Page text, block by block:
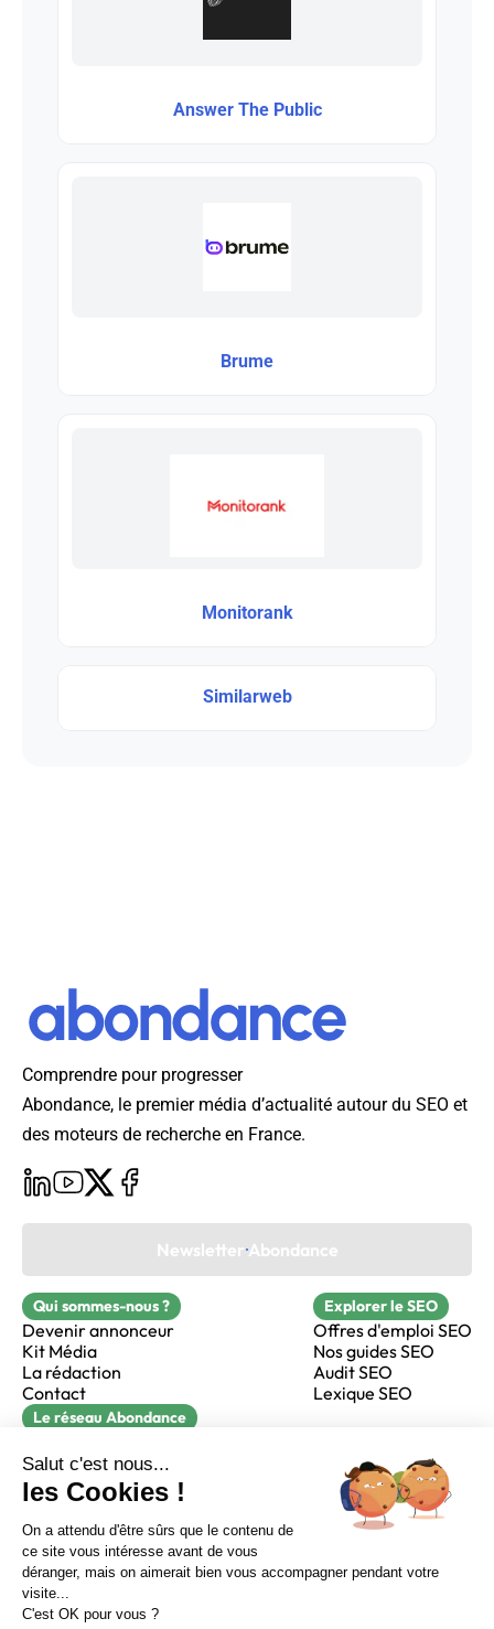
Sur LinkedIn Sur Youtube
Sur X Sur Facebook
Answer The Public
Brume
Monitorank
Similarweb
Comprendre pour progresser
Abondance, le premier média d’actualité autour du SEO et
des moteurs de recherche en France.
Newsletter Abondance
Qui sommes-nous ?
Devenir annonceur
Kit Média
La rédaction
Contact
Explorer le SEO
Offres d'emploi SEO
Nos guides SEO
Audit SEO
Lexique SEO
Le réseau Abondance
Réacteur
alfie formation